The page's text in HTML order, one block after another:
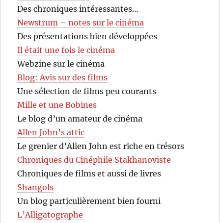
Des chroniques intéressantes…
Newstrum – notes sur le cinéma
Des présentations bien développées
Il était une fois le cinéma
Webzine sur le cinéma
Blog: Avis sur des films
Une sélection de films peu courants
Mille et une Bobines
Le blog d’un amateur de cinéma
Allen John’s attic
Le grenier d’Allen John est riche en trésors
Chroniques du Cinéphile Stakhanoviste
Chroniques de films et aussi de livres
Shangols
Un blog particulièrement bien fourni
L’Alligatographe